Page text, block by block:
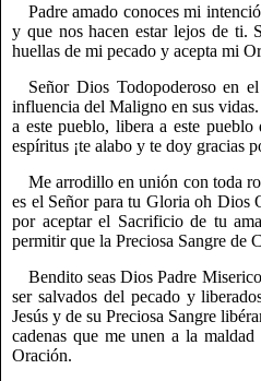
Padre amado conoces mi
y que nos hacen estar lejos de ti.
huellas de mi pecado y acepta mi
Señor Dios Todopoderoso en
influencia del Maligno en sus
a este pueblo, libera a este
espíritus ¡te alabo y te doy gracias
Me arrodillo en unión con toda
es el Señor para tu Gloria oh Dios
por aceptar el Sacrificio de tu
permitir que la Preciosa Sangre de
Bendito seas Dios Padre
ser salvados del pecado y
Jesús y de su Preciosa Sangre
cadenas que me unen a la
Oración.